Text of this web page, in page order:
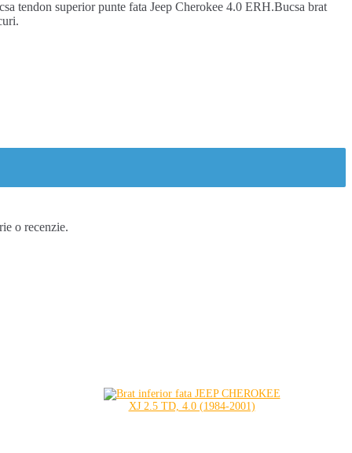
tendon superior punte fata Jeep Cherokee 4.0 ERH.Bucsa brat
o recenzie.